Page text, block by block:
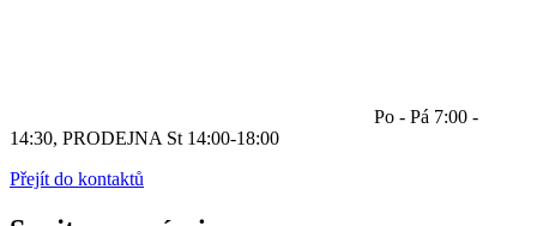
Po - Pá 7:00 -
14:30, PRODEJNA St 14:00-18:00
Přejít do kontaktů